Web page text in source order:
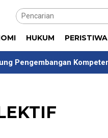
HUKUM PERISTIWA
Mahasiswa